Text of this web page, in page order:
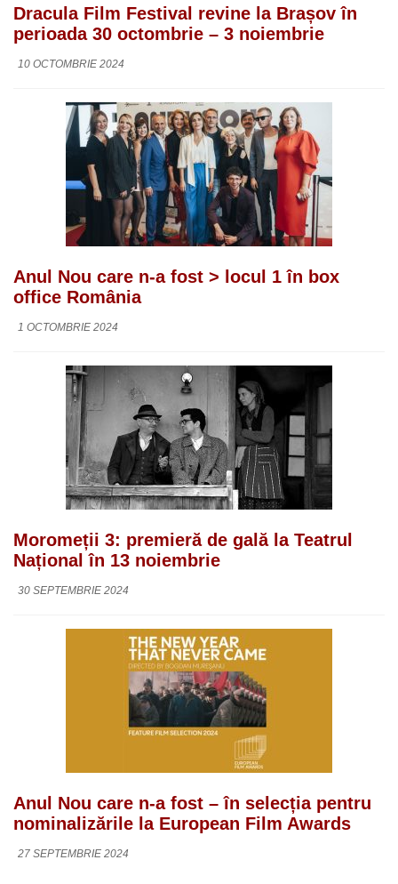
Dracula Film Festival revine la Brașov în
perioada 30 octombrie – 3 noiembrie
10 OCTOMBRIE 2024
Anul Nou care n-a fost > locul 1 în box
office România
1 OCTOMBRIE 2024
Moromeții 3: premieră de gală la Teatrul
Național în 13 noiembrie
30 SEPTEMBRIE 2024
Anul Nou care n-a fost – în selecția pentru
nominalizările la European Film Awards
27 SEPTEMBRIE 2024